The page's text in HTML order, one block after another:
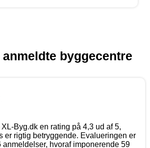
anmeldte byggecentre
Byg.dk en rating på 4,3 ud af 5,
er rigtig betryggende. Evalueringen er
anmeldelser, hvoraf imponerende 59